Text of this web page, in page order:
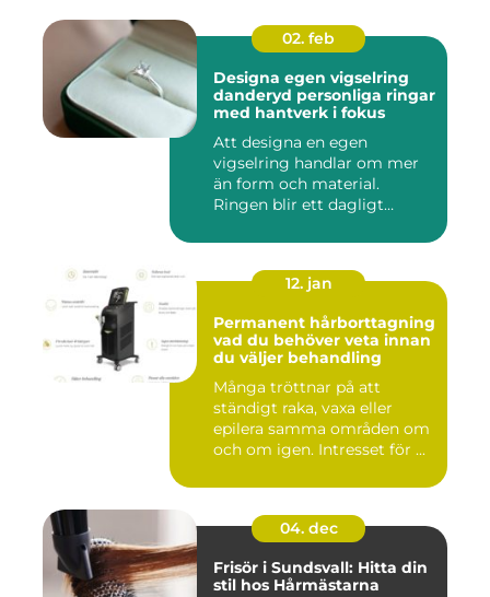
02. feb
Designa egen vigselring
danderyd personliga ringar
med hantverk i fokus
Att designa en egen
vigselring handlar om mer
än form och material.
Ringen blir ett dagligt
12. jan
Permanent hårborttagning
vad du behöver veta innan
du väljer behandling
Många tröttnar på att
ständigt raka, vaxa eller
epilera samma områden om
och om igen. Intresset för ...
04. dec
Frisör i Sundsvall: Hitta din
stil hos Hårmästarna